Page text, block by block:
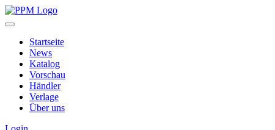
Startseite
News
Katalog
Vorschau
Händler
Verlage
Über uns